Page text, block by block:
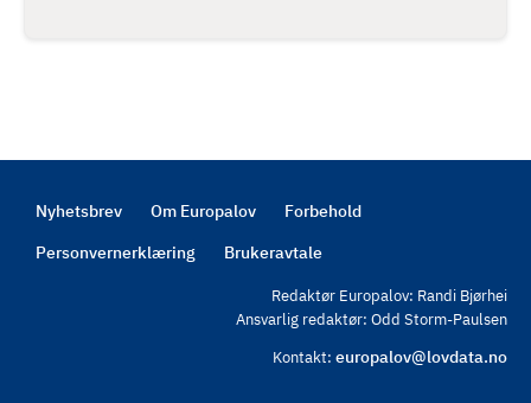
Footer
Nyhetsbrev Om Europalov
Forbehold
Personvernerklæring
Brukeravtale
Redaktør Europalov: Randi Bjørhei
Ansvarlig redaktør: Odd Storm-Paulsen
Kontakt: europalov@lovdata.no